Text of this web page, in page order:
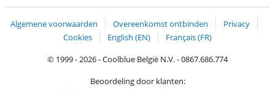
Algemene voorwaarden Overeenkomst ontbinden
Privacy
Cookies
English (EN)
Français (FR)
© 1999 - 2026 - Coolblue België N.V. - 0867.686.774
Beoordeling door klanten: